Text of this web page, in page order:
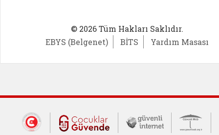
© 2026 Tüm Hakları Saklıdır.
EBYS (Belgenet)
BİTS Yardım Masası
Dış Bağlantılar
Cumhurbaşkanlığı İletişim Merkezi
Çocuklar Güvende (yeni
Güvenli